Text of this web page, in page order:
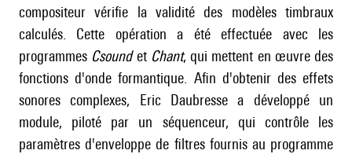
compositeur vérifie la validité des modèles timbraux
calculés. Cette opération a été effectuée avec les
programmes Csoundet Chant, qui mettent en œuvre des
fonctions d'onde formantique. Afin d'obtenir des effets
sonores complexes, Eric Daubresse a développé un
module, piloté par un séquenceur, qui contrôle les
paramètres d'enveloppe de filtres fournis au programme